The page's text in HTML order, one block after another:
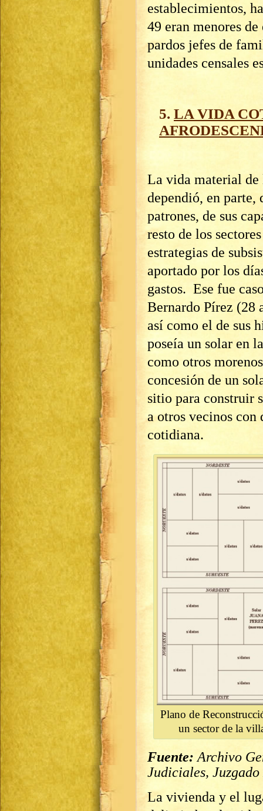
establecimientos,
49 eran menores de
pardos jefes de
unidades censales
5. LA VIDA
La vida material de
dependió, en parte,
patrones, de sus
resto de los
estrategias de
aportado por los
gastos. Ese fue
Bernardo Pírez (28
así como el de sus
poseía un solar en
como otros
concesión de un
sitio para construir
a otros vecinos con
cotidiana.
Plano de
un sector de la
Fuente: Archivo
Judiciales,
La vivienda y el